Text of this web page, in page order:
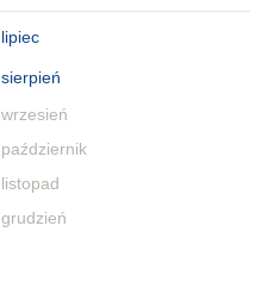
lipiec
sierpień
wrzesień
październik
listopad
grudzień